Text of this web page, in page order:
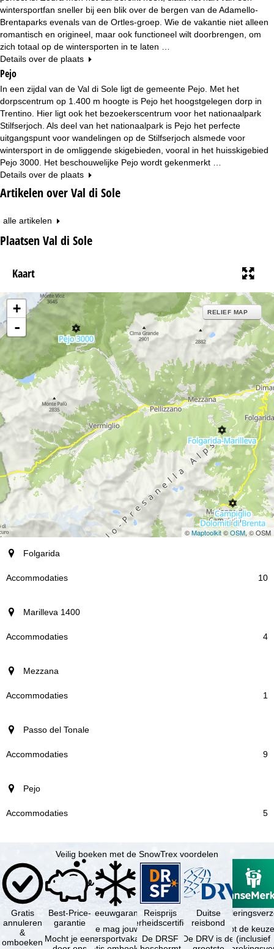
wintersportfan sneller bij een blik over de bergen van de Adamello-
Brentaparks evenals van de Ortles-groep. Wie de vakantie niet alleen
romantisch en origineel, maar ook functioneel wilt doorbrengen, om
zich totaal op de wintersporten in te laten …
Details over de plaats
Pejo
In een zijdal van de Val di Sole ligt de gemeente Pejo. Met het
dorpscentrum op 1.400 m hoogte is Pejo het hoogstgelegen dorp in
Trentino. Hier ligt ook het bezoekerscentrum voor het nationaalpark
Stilfserjoch. Als deel van het nationaalpark is Pejo het perfecte
uitgangspunt voor wandelingen op de Stilfserjoch alsmede voor
wintersport in de omliggende skigebieden, vooral in het huisskigebied
Pejo 3000. Het beschouwelijke Pejo wordt gekenmerkt …
Details over de plaats
Artikelen over Val di Sole
alle artikelen
Plaatsen Val di Sole
Kaart
+
-
RELIEF MAP
©Maptoolkit©OSM, © OSM
plaats
Accommodaties
Folgarida
10
Marilleva 1400
4
Mezzana
1
Passo del Tonale
9
Pejo
5
Veilig boeken met de SnowTrex voordelen
Gratis
annuleren
&
omboeken
Best-Price-
garantie
Mocht je een
Sneeuwgarantie
Je mag jouw
wintersportvakantie
Reisprijs
zekerheidscertificaat
De DRSF
Duitse
reisbond
De DRV is de
Je hebt de
(inclusief